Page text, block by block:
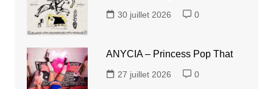
30 juillet 2026 0
ANYCIA – Princess Pop That
27 juillet 2026 0